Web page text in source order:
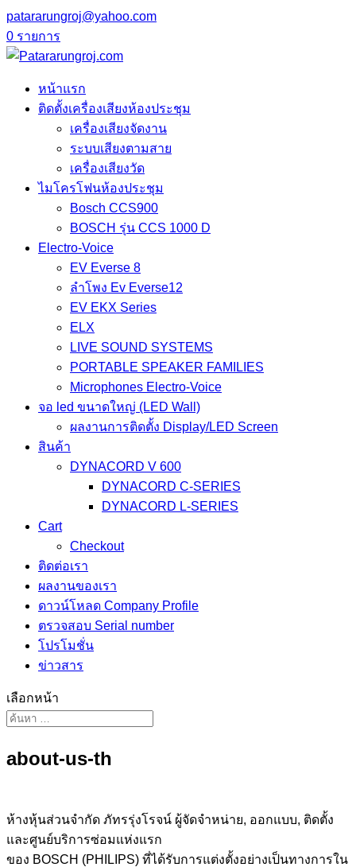
patararungroj@yahoo.com
0 รายการ
หน้าแรก
ติดตั้งเครื่องเสียงห้องประชุม
เครื่องเสียงจัดงาน
ระบบเสียงตามสาย
เครื่องเสียงวัด
ไมโครโฟนห้องประชุม
Bosch CCS900
BOSCH รุ่น CCS 1000 D
Electro-Voice
EV Everse 8
ลำโพง Ev Everse12
EV EKX Series
ELX
LIVE SOUND SYSTEMS
PORTABLE SPEAKER FAMILIES
Microphones Electro-Voice
จอ led ขนาดใหญ่ (LED Wall)
ผลงานการติดตั้ง Display/LED Screen
สินค้า
DYNACORD V 600
DYNACORD C-SERIES
DYNACORD L-SERIES
Cart
Checkout
ติดต่อเรา
ผลงานของเรา
ดาวน์โหลด Company Profile
ตรวจสอบ Serial number
โปรโมชั่น
ข่าวสาร
เลือกหน้า
about-us-th
ห้างหุ้นส่วนจำกัด ภัทรรุ่งโรจน์ ผู้จัดจำหน่าย, ออกแบบ, ติดตั้ง
และศูนย์บริการซ่อมแห่งแรก
ของ BOSCH (PHILIPS) ที่ได้รับการแต่งตั้งอย่างเป็นทางการใน